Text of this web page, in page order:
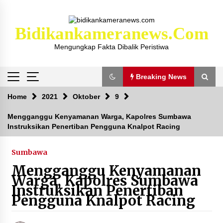
Bidikankameranews.com
Mengungkap Fakta Dibalik Peristiwa
Breaking News
Breaking News
Kejaksaan KSB Mulai Lidik Mafia Tanah Desa
Sekongkang Bawah
2 tahun ago
Laporan Dugaan Pencabulan di Desa Sepayung
Kec. Plampang, Polres Sumbawa Pastikan
Proses Penyelidikan Berjalan Maksimal
4 minggu ago
Home 2021 Oktober 9
Mengganggu Kenyamanan Warga, Kapolres Sumbawa
Instruksikan Penertiban Pengguna Knalpot Racing
Sumbawa
Mengganggu Kenyamanan
Warga, Kapolres Sumbawa
Instruksikan Penertiban
Pengguna Knalpot Racing